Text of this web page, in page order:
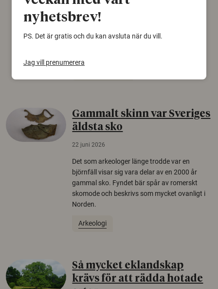
konspirationsteorier är ofta mer mottagliga
Gammalt skinn var Sveriges
äldsta sko
22 juni 2026
Det som arkeologer länge trodde var en
björnfäll visar sig vara delar av en 2000 år
gammal sko. Fyndet bär spår av romerskt
skomode och beskrivs som mycket ovanligt i
Norden.
Arkeologi
Så mycket eklandskap
krävs för att rädda hotade
nyhetsbrev!
PS. Det är gratis och du kan avsluta när du vill.
Jag vill prenumerera